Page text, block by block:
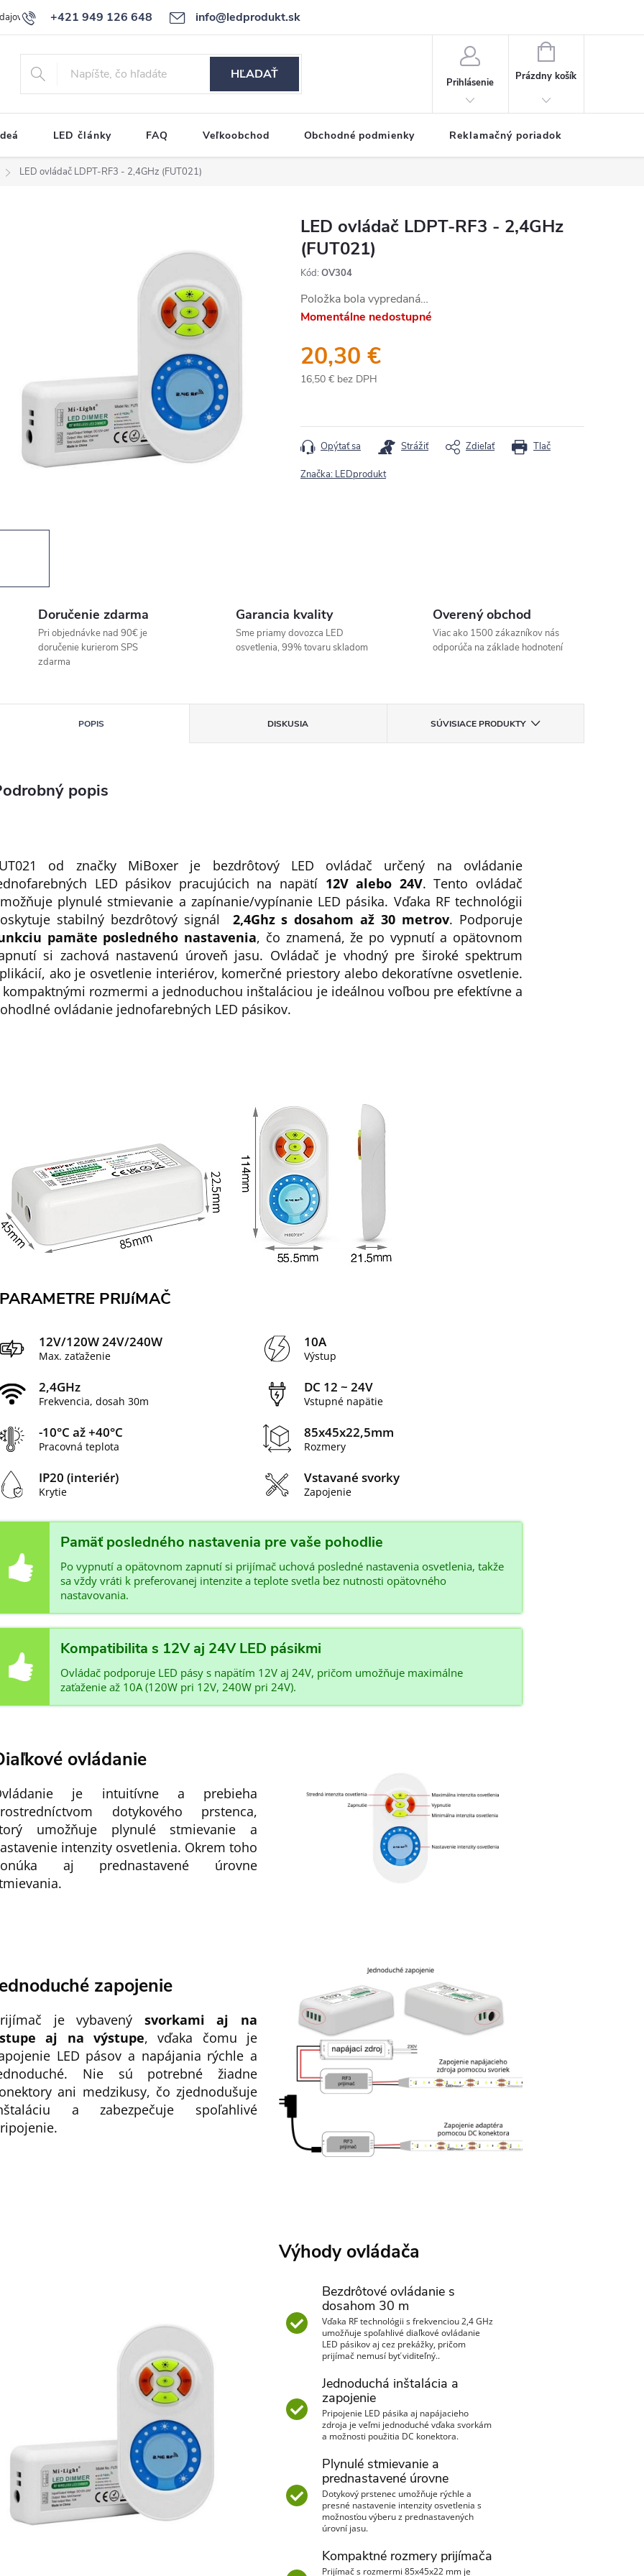
+421 949 126 648 info@ledprodukt.sk
Reklamačný poriadok
HĽADAŤ
Prihlásenie
NÁKUPNÝ
KOŠÍK
Prázdny košík
LED články FAQ Veľkoobchod Obchodné podmienky Reklamačný poriadok
LED ovládač LDPT-RF3 - 2,4GHz (FUT021)
LED ovládač LDPT-RF3 - 2,4GHz
(FUT021)
Kód: OV304
Položka bola vypredaná…
Momentálne nedostupné
20,30 €
16,50 € bez DPH
Tlač
Opýtať sa Strážiť Zdieľať
Značka: LEDprodukt
Doručenie zdarma
Pri objednávke nad 90€ je
doručenie kurierom SPS
zdarma
Garancia kvality
Sme priamy dovozca LED
osvetlenia, 99% tovaru skladom
Overený obchod
Viac ako 1500 zákazníkov nás
odporúča na základe hodnotení
POPIS DISKUSIA SÚVISIACE PRODUKTY
popis
od značky MiBoxer je bezdrôtový LED ovládač určený na ovládanie
LED pásikov pracujúcich na napätí 12V alebo 24V. Tento ovládač
plynulé stmievanie a zapínanie/vypínanie LED pásika. Vďaka RF technológii
stabilný bezdrôtový signál 2,4Ghz s dosahom až 30 metrov. Podporuje
pamäte posledného nastavenia, čo znamená, že po vypnutí a opätovnom
si zachová nastavenú úroveň jasu. Ovládač je vhodný pre široké spektrum
ako je osvetlenie interiérov, komerčné priestory alebo dekoratívne osvetlenie.
kompaktnými rozmermi a jednoduchou inštaláciou je ideálnou voľbou pre efektívne a
ovládanie jednofarebných LED pásikov.
PARAMETRE PRIJíMAČ
12V/120W 24V/240W
Max. zaťaženie
10A
Výstup
2,4GHz
Frekvencia, dosah 30m
DC 12 ~ 24V
Vstupné napätie
-10°C až +40°C
Pracovná teplota
85x45x22,5mm
Rozmery
IP20 (interiér)
Krytie
Vstavané svorky
Zapojenie
Pamäť posledného nastavenia pre vaše pohodlie
Po vypnutí a opätovnom zapnutí si prijímač uchová posledné nastavenia osvetlenia, takže
sa vždy vráti k preferovanej intenzite a teplote svetla bez nutnosti opätovného
nastavovania.
Kompatibilita s 12V aj 24V LED pásikmi
Ovládač podporuje LED pásy s napätím 12V aj 24V, pričom umožňuje maximálne
zaťaženie až 10A (120W pri 12V, 240W pri 24V).
ovládanie
je intuitívne a prebieha
dotykového prstenca,
umožňuje plynulé stmievanie a
intenzity osvetlenia. Okrem toho
aj prednastavené úrovne
zapojenie
je vybavený svorkami aj na
aj na výstupe, vďaka čomu je
LED pásov a napájania rýchle a
Nie sú potrebné žiadne
ani medzikusy, čo zjednodušuje
a zabezpečuje spoľahlivé
Výhody ovládača
Bezdrôtové ovládanie s
dosahom 30 m
Vďaka RF technológii s frekvenciou 2,4 GHz
umožňuje spoľahlivé diaľkové ovládanie
LED pásikov aj cez prekážky, pričom
prijímač nemusí byť viditeľný..
Jednoduchá inštalácia a
zapojenie
Pripojenie LED pásika aj napájacieho
zdroja je veľmi jednoduché vďaka svorkám
a možnosti použitia DC konektora.
Plynulé stmievanie a
prednastavené úrovne
Dotykový prstenec umožňuje rýchle a
presné nastavenie intenzity osvetlenia s
možnosťou výberu z prednastavených
úrovní jasu.
Kompaktné rozmery prijímača
Prijímač s rozmermi 85x45x22 mm je